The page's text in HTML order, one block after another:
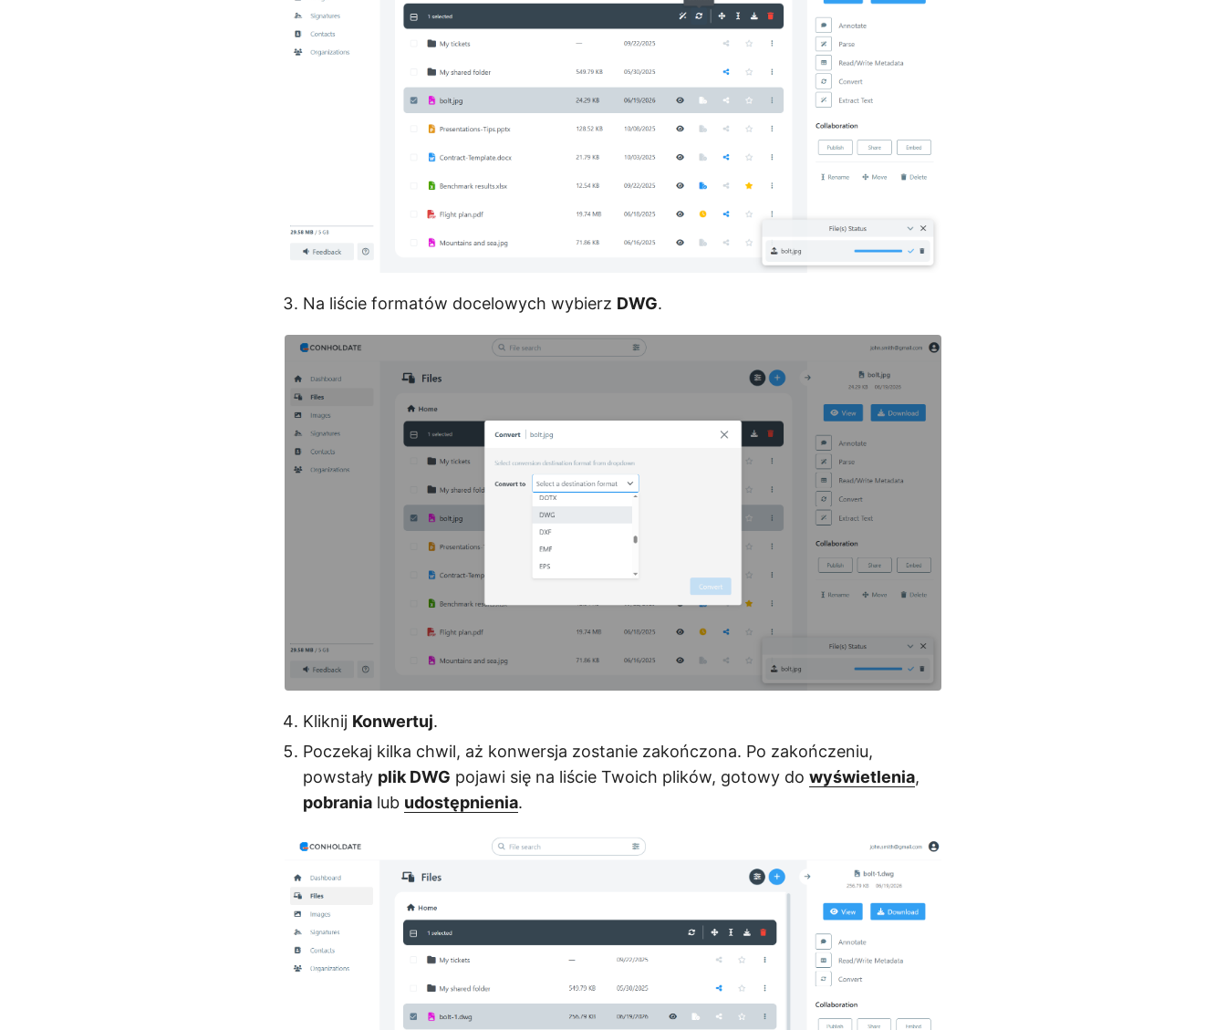
Na liście formatów docelowych wybierz DWG.
Kliknij Konwertuj.
Poczekaj kilka chwil, aż konwersja zostanie zakończona. Po zakończeniu,
powstały plik DWG pojawi się na liście Twoich plików, gotowy do wyświetlenia,
pobrania lub udostępnienia.